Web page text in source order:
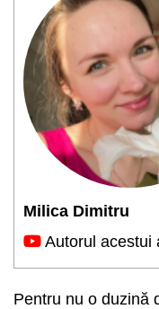
Milica Dimitru
Autorul acestui
Pentru nu o duzină